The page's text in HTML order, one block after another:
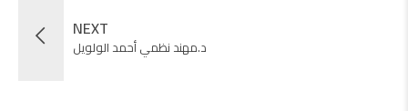
NEXT
د.مهند نظمي أحمد الولويل